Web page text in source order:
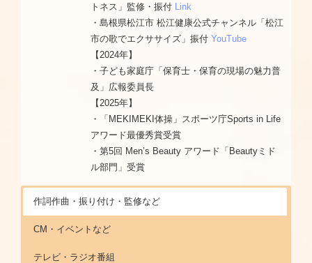
トネス」監修・振付
Link
・島根県松江市 松江健康公式チャンネル「松江
市の歌でエクササイズ」振付 YouTube
【2024年】
・子ども家庭庁「保育士・保育の現場の魅力普
及」広報委員長
【2025年】
・「MEKIMEKI体操」スポーツ庁Sports in Life
アワード最優秀賞受賞
・第5回 Men’s Beauty アワード「Beautyミド
ル部門」受賞
作詞作曲・振り付け・監修など
CM・イベントなど
テレビ・ラジオ番組